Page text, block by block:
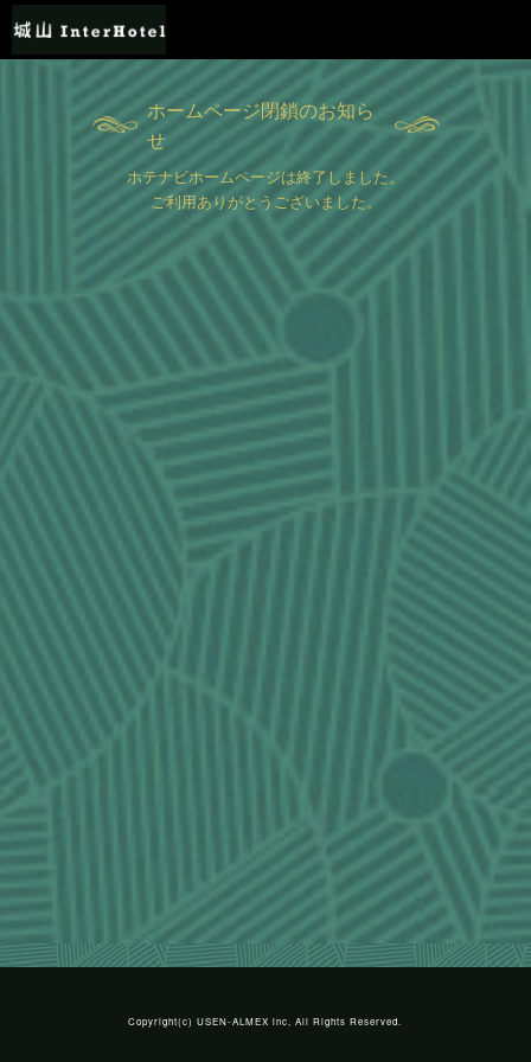
ホームページ閉鎖のお知ら
せ
ホテナビホームページは終了しました。
ご利用ありがとうございました。
Copyright(c)USEN-ALMEX inc, All Rights Reserved.